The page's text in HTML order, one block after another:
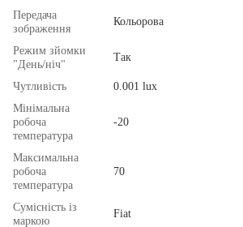
Передача
зображення
Кольорова
Режим зйомки
"День/ніч"
Так
Чутливість
0.001 lux
Мінімальна
робоча
температура
-20
Максимальна
робоча
температура
70
Сумісність із
маркою
Fiat